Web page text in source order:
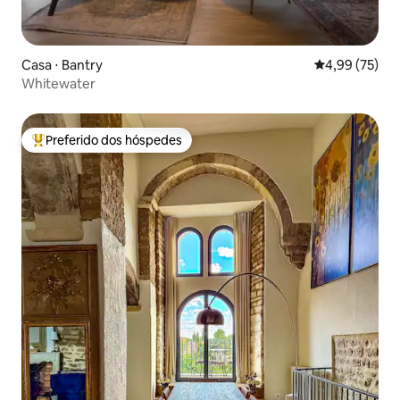
Casa ⋅ Bantry 4,99 de uma
4,99 (75)
Whitewater
Entre os melhores preferidos dos hóspedes
Preferido dos hóspedes